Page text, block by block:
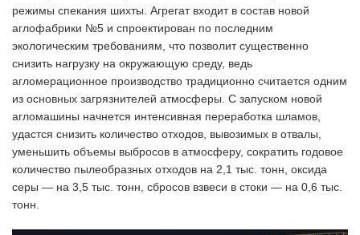
режимы спекания шихты. Агрегат входит в состав новой
аглофабрики №5 и спроектирован по последним
экологическим требованиям, что позволит существенно
снизить нагрузку на окружающую среду, ведь
агломерационное производство традиционно считается одним
из основных загрязнителей атмосферы. С запуском новой
агломашины начнется интенсивная переработка шламов,
удастся снизить количество отходов, вывозимых в отвалы,
уменьшить объемы выбросов в атмосферу, сократить годовое
количество пылеобразных отходов на 2,1 тыс. тонн, оксида
серы — на 3,5 тыс. тонн, сбросов взвеси в стоки — на 0,6 тыс.
тонн.